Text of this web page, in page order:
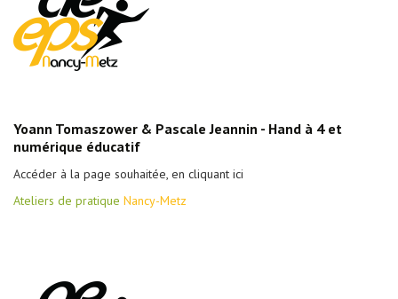
Yoann Tomaszower & Pascale Jeannin - Hand à 4 et
numérique éducatif
Accéder à la page souhaitée, en cliquant ici
Ateliers de pratique Nancy-Metz